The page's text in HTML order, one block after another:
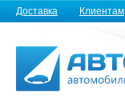
Доставка Клиентам